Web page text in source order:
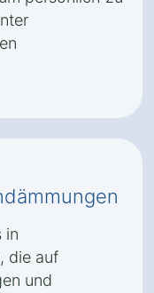
in
die auf
und